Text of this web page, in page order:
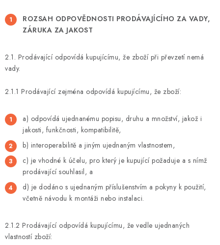
ROZSAH ODPOVĚDNOSTI PRODÁVAJÍCÍHO ZA VADY,
ZÁRUKA ZA JAKOST
2.1. Prodávající odpovídá kupujícímu, že zboží při převzetí nemá
vady.
2.1.1 Prodávající zejména odpovídá kupujícímu, že zboží:
a) odpovídá ujednanému popisu, druhu a množství, jakož i
jakosti, funkčnosti, kompatibilitě,
b) interoperabilitě a jiným ujednaným vlastnostem,
c) je vhodné k účelu, pro který je kupující požaduje a s nímž
prodávající souhlasil, a
d) je dodáno s ujednaným příslušenstvím a pokyny k použití,
včetně návodu k montáži nebo instalaci.
2.1.2 Prodávající odpovídá kupujícímu, že vedle ujednaných
vlastností zboží: